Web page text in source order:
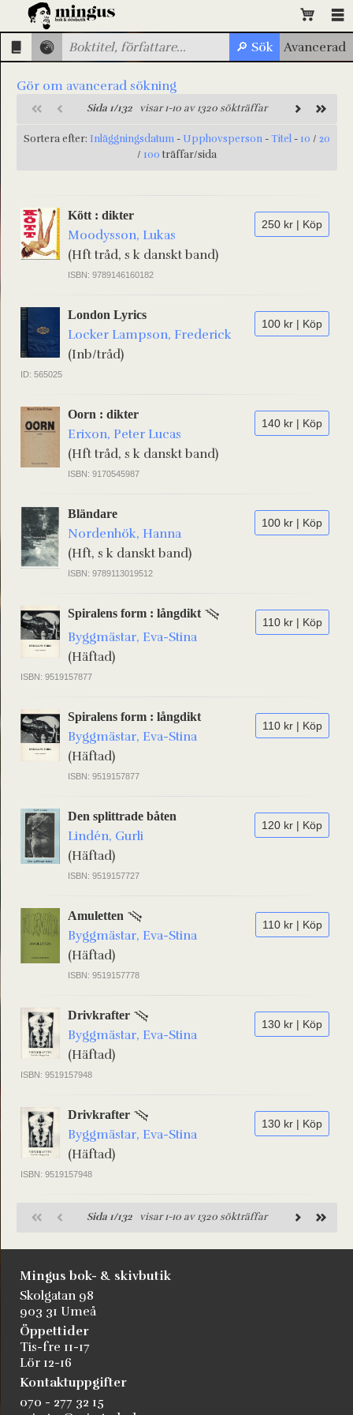
Gör om avancerad sökning
Sida 1/132 visar 1-10 av 1320 sökträffar
Sortera efter: Inläggningsdatum - Upphovsperson -Titel - 10 / 20
/ 100 träffar/sida
250 kr | Köp
Kött : dikter
Moodysson, Lukas
(Hft tråd, s k danskt band)
ISBN: 9789146160182
100 kr | Köp
London Lyrics
Locker Lampson, Frederick
(Inb/tråd)
ID: 565025
140 kr | Köp
Oorn : dikter
Erixon, Peter Lucas
(Hft tråd, s k danskt band)
ISBN: 9170545987
100 kr | Köp
Bländare
Nordenhök, Hanna
(Hft, s k danskt band)
ISBN: 9789113019512
110 kr | Köp
Spiralens form : långdikt
Byggmästar, Eva-Stina
(Häftad)
ISBN: 9519157877
110 kr | Köp
Spiralens form : långdikt
Byggmästar, Eva-Stina
(Häftad)
ISBN: 9519157877
120 kr | Köp
Den splittrade båten
Lindén, Gurli
(Häftad)
ISBN: 9519157727
110 kr | Köp
Amuletten
Byggmästar, Eva-Stina
(Häftad)
ISBN: 9519157778
130 kr | Köp
Drivkrafter
Byggmästar, Eva-Stina
(Häftad)
ISBN: 9519157948
130 kr | Köp
Drivkrafter
Byggmästar, Eva-Stina
(Häftad)
ISBN: 9519157948
Sida 1/132 visar 1-10 av 1320 sökträffar
Mingus bok- & skivbutik
Skolgatan 98
903 31 Umeå
Öppettider
Tis-fre 11-17
Lör 12-16
Kontaktuppgifter
070 - 277 32 15